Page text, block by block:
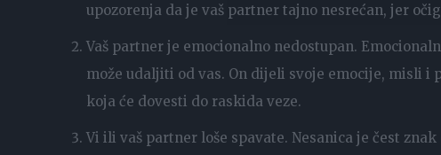
upozorenja da je vaš partner tajno nesrećan, jer
Vaš partner je emocionalno nedostupan.
može udaljiti od vas. On dijeli svoje emocije, misli
koja će dovesti do raskida veze.
Vi ili vaš partner loše spavate. Nesanica je čest